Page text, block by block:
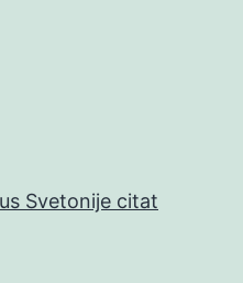
Svetonije citat